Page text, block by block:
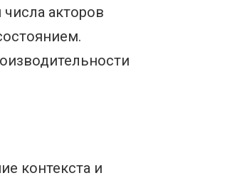
акторов
контекста и